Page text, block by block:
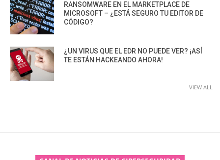
RANSOMWARE EN EL MARKETPLACE DE
MICROSOFT – ¿ESTÁ SEGURO TU EDITOR DE
CÓDIGO?
¿UN VIRUS QUE EL EDR NO PUEDE VER? ¡ASÍ
TE ESTÁN HACKEANDO AHORA!
VIEW ALL